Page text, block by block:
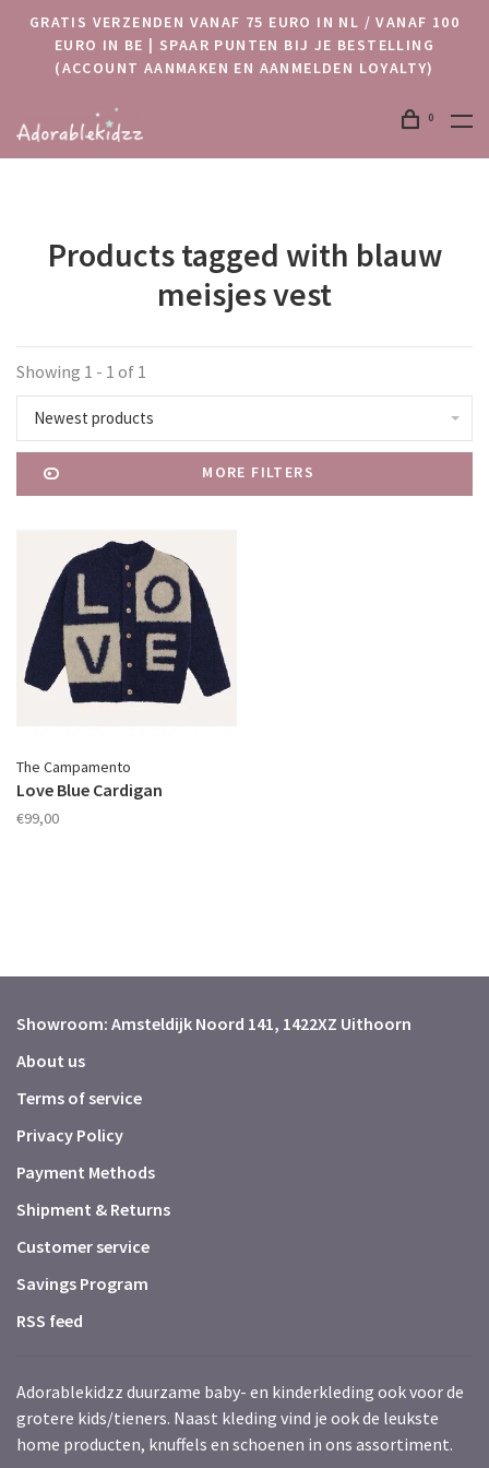
GRATIS VERZENDEN VANAF 75 EURO IN NL / VANAF 100
EURO IN BE | SPAAR PUNTEN BIJ JE BESTELLING
(ACCOUNT AANMAKEN EN AANMELDEN LOYALTY)
0
Products tagged with blauw
meisjes vest
Showing 1 - 1 of 1
Newest products
MORE FILTERS
The Campamento
Love Blue Cardigan
€99,00
Showroom: Amsteldijk Noord 141, 1422XZ Uithoorn
About us
Terms of service
Privacy Policy
Payment Methods
Shipment & Returns
Customer service
Savings Program
RSS feed
Adorablekidzz duurzame baby- en kinderkleding ook voor de
grotere kids/tieners. Naast kleding vind je ook de leukste
home producten, knuffels en schoenen in ons assortiment.